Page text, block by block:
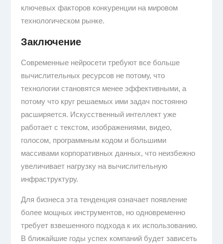
ключевых факторов конкуренции на мировом
технологическом рынке.
Заключение
Современные нейросети требуют все больше
вычислительных ресурсов не потому, что
технологии становятся менее эффективными, а
потому что круг решаемых ими задач постоянно
расширяется. Искусственный интеллект уже
работает с текстом, изображениями, видео,
голосом, программным кодом и большими
массивами корпоративных данных, что неизбежно
увеличивает нагрузку на вычислительную
инфраструктуру.
Для бизнеса эта тенденция означает появление
более мощных инструментов, но одновременно
требует взвешенного подхода к их использованию.
В ближайшие годы успех компаний будет зависеть